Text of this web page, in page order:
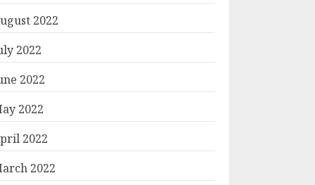
2022
2022
2022
2022
2022
2022